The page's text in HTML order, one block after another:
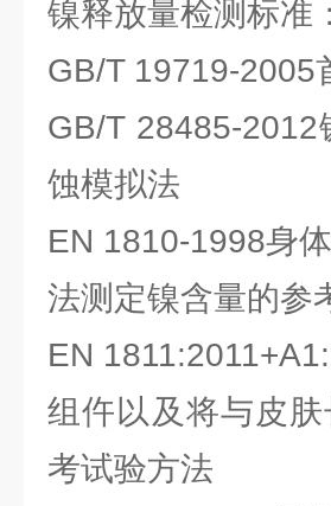
镍释放量检测标准：
GB/T 19719-2005
GB/T 28485-
蚀模拟法
EN 1810-1998身
法测定镍含量的参
EN
组仵以及将与皮
考试验方法